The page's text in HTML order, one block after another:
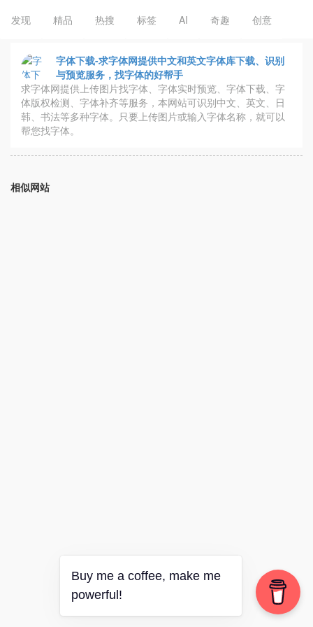
发现 精品 热搜 标签 AI 奇趣 创意
字体下载-求字体网提供中文和英文字体库下载、识别
与预览服务，找字体的好帮手
求字体网提供上传图片找字体、字体实时预览、字体下载、字
体版权检测、字体补齐等服务，本网站可识别中文、英文、日
韩、书法等多种字体。只要上传图片或输入字体名称，就可以
帮您找字体。
相似网站
Buy me a coffee, make me
powerful!